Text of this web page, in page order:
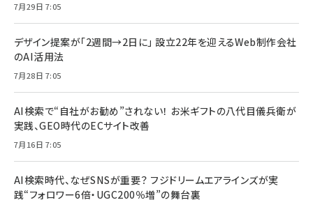
7月29日 7:05
デザイン提案が「2週間→2日に」 設立22年を迎えるWeb制作会社
のAI活用法
7月28日 7:05
AI検索で“自社がお勧め”されない！ お米ギフトの八代目儀兵衛が
実践、GEO時代のECサイト改善
7月16日 7:05
AI検索時代、なぜSNSが重要？ フジドリームエアラインズが実
践“フォロワー6倍・UGC200％増”の舞台裏